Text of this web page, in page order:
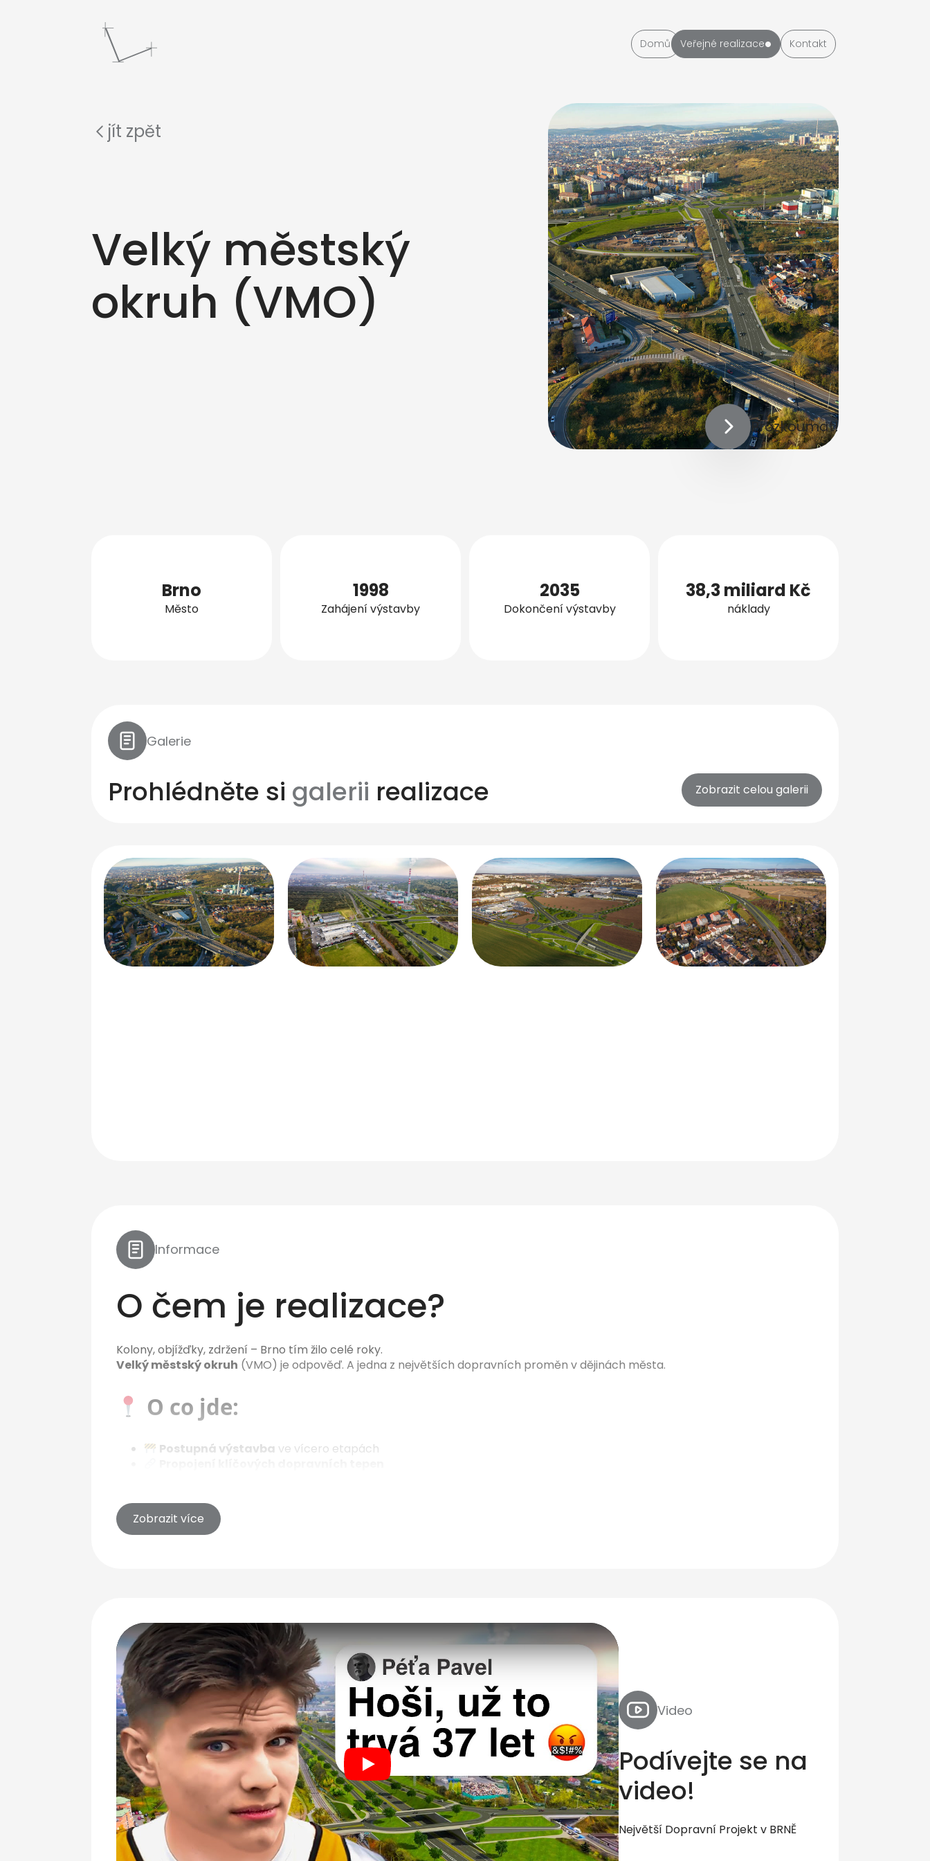
Domů Veřejné realizace Kontakt
Velký městský
okruh (VMO)
Prozkoumat!
jít zpět
Brno
Město
1998
Zahájení výstavby
2035
Dokončení výstavby
38,3 miliard Kč
náklady
Galerie
Prohlédněte si galerii realizace Zobrazit celou galerii
Informace
O čem je realizace?
Kolony, objížďky, zdržení – Brno tím žilo celé roky.
Velký městský okruh (VMO) je odpověď. A jedna z největších dopravních proměn v dějinách města.
O co jde:
Postupná výstavba ve vícero etapách
Podpora udržitelného rozvoje
Okruh není jen silnice.
Zobrazit více
Play
Video
Podívejte se na
video!
Největší Dopravní Projekt v BRNĚ